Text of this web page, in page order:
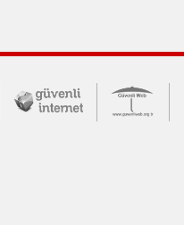
İletişim Merkezi
Güvende (yeni
Güvenli